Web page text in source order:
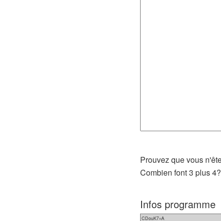
Prouvez que vous
Combien font 3 plus 4?
Infos programme